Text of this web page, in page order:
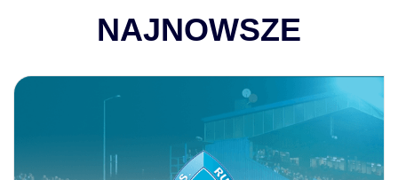
NAJNOWSZE